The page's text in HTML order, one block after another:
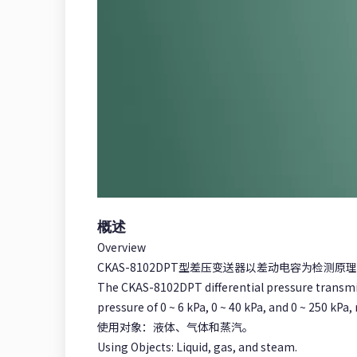
概述
Overview
CKAS-8102DPT型差压变送器以差动电容为检测原
The CKAS-8102DPT differential pressure
pressure of 0 ~ 6 kPa, 0 ~ 40 kPa, and 0 ~ 250
使用对象：液体、气体和蒸汽。
Using Objects: Liquid, gas, and steam.